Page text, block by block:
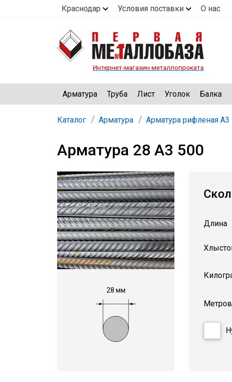
Краснодар Условия поставки О нас
Интернет-магазин металлопроката
Арматура Труба Лист Уголок Балка
Каталог Арматура Арматура рифленая А3
Арматура 28 А3 500
28 мм
Длина
Метров